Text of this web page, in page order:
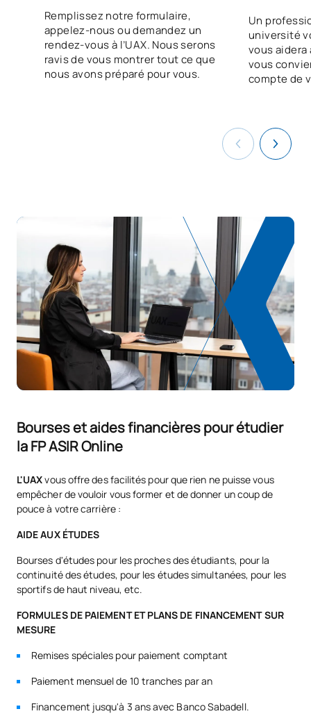
V0240116
système de production
3
V0240118
Projet intermodulaire de
gestion des systèmes
5
OB
COURS À OPTION
Matières Caractère* ECTS
N/A Cours optionnel OP 1
TOTAL:
Liste des cours optionnels
Code Matières
V0140106
Introduction à l'anglais
professionnel (GS)
OP
V0240117 Cybersécurité
TOTAL: 5
*Caractère : FB : Formation Basique, Ob : Obligatoire, Op :
Remplissez notre formulaire,
appelez-nous ou demandez un
rendez-vous à l’UAX. Nous serons
ravis de vous montrer tout ce que
nous avons préparé pour vous.
Un
université
vous aidera
vous
compte de
Bourses et aides financières pour étudier
la FP ASIR Online
L'UAXvous offre des facilités pour que rien ne puisse vous
empêcher de vouloir vous former et de donner un coup de
pouce à votre carrière :
AIDE AUX ÉTUDES
Bourses d'études pour les proches des étudiants, pour la
continuité des études, pour les études simultanées, pour les
sportifs de haut niveau, etc.
FORMULES DE PAIEMENT ET PLANS DE FINANCEMENT SUR
MESURE
Remises spéciales pour paiement comptant
Paiement mensuel de 10 tranches par an
Financement jusqu'à 3 ans avec Banco Sabadell.